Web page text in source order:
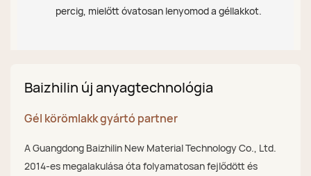
percig, mielőtt óvatosan lenyomod a géllakkot.
Baizhilin új anyagtechnológia
Gél körömlakk gyártó partner
A Guangdong Baizhilin New Material Technology Co., Ltd.
2014-es megalakulása óta folyamatosan fejlődött és